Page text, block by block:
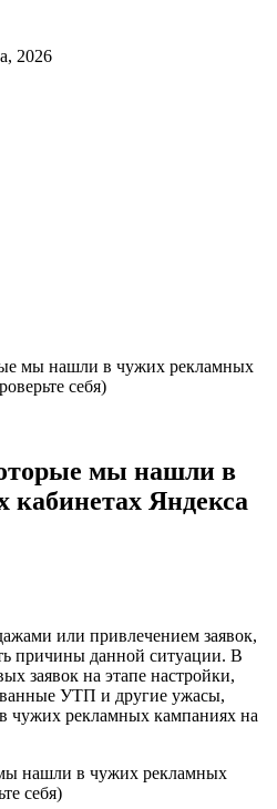
2026
мы нашли в чужих рекламных
себя)
мы нашли в
Яндекса
или привлечением заявок,
причины данной ситуации. В
заявок на этапе настройки,
УТП и другие ужасы,
чужих рекламных кампаниях на